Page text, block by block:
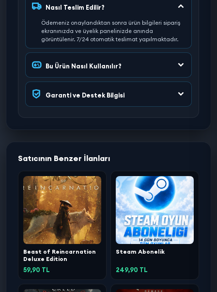
Nasıl Teslim Edilir?
Ödemeniz onaylandıktan sonra ürün bilgileri sipariş
ekranınızda ve üyelik panelinizde anında
görüntülenir. 7/24 otomatik teslimat yapılmaktadır.
Bu Ürün Nasıl Kullanılır?
Garanti ve Destek Bilgisi
Satıcının Benzer İlanları
Beast of Reincarnation
Deluxe Edition
59,90 TL
Steam Abonelik
249,90 TL